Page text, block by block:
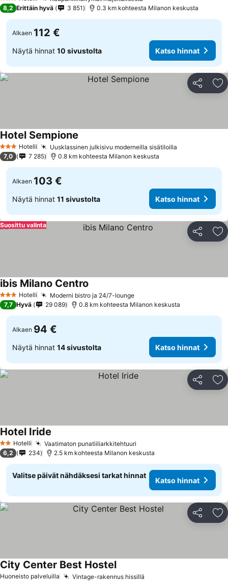
3 Tähtiluokitus
8,2 Erittäin hyvä 3 851 0.3 km kohteesta Milanon keskusta
Alkaen 112 €
Näytä hinnat 10 sivustolta Katso hinnat
Jaa
3 Tähtiluokitus
Hotelli Uusklassinen julkisivu moderneilla sisätiloilla
Hotel Sempione
7,0 7 285 0.8 km kohteesta Milanon keskusta
Alkaen 103 €
Näytä hinnat 11 sivustolta Katso hinnat
Jaa
Suosittu valinta
3 Tähtiluokitus
Hotelli Moderni bistro ja 24/7-lounge
ibis Milano Centro
7,7 Hyvä 29 089 0.8 km kohteesta Milanon keskusta
Alkaen 94 €
Näytä hinnat 14 sivustolta Katso hinnat
Jaa
2 Tähtiluokitus
Hotelli Vaatimaton punatiiliarkkitehtuuri
Hotel Iride
6,2 234 2.5 km kohteesta Milanon keskusta
Valitse päivät nähdäksesi tarkat hinnat
Katso hinnat
Jaa
Huoneisto palveluilla Vintage-rakennus hissillä
City Center Best Hostel